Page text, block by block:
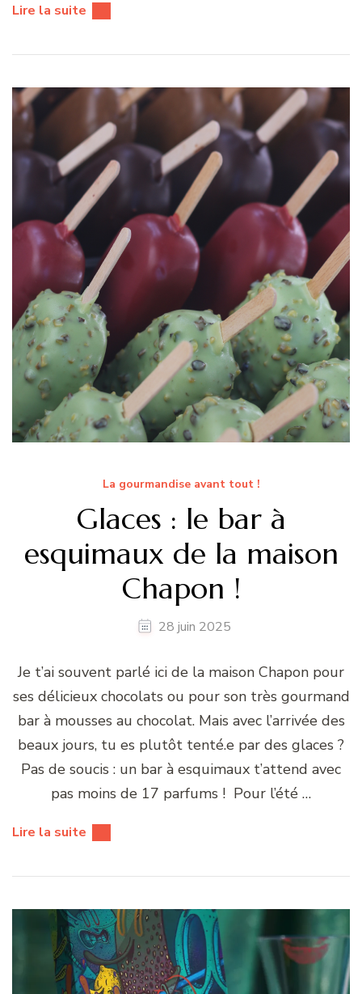
Lire la suite
La gourmandise avant tout !
Glaces : le bar à
esquimaux de la maison
Chapon !
28 juin 2025
Je t’ai souvent parlé ici de la maison Chapon pour
ses délicieux chocolats ou pour son très gourmand
bar à mousses au chocolat. Mais avec l’arrivée des
beaux jours, tu es plutôt tenté.e par des glaces ?
Pas de soucis : un bar à esquimaux t’attend avec
pas moins de 17 parfums ! Pour l’été …
Lire la suite